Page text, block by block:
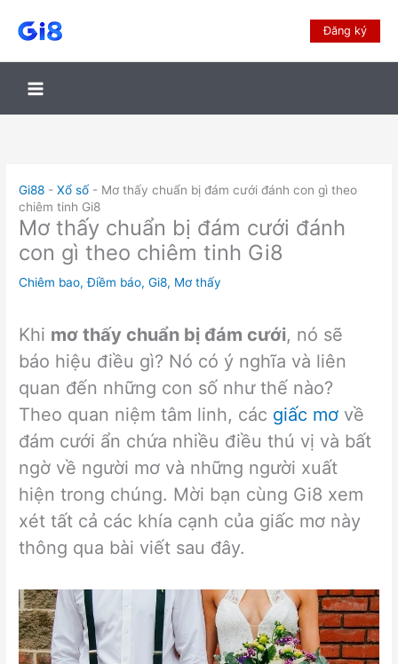
Đăng ký
Gi88 -Xổ số - Mơ thấy chuẩn bị đám cưới đánh con gì theo
chiêm tinh Gi8
Mơ thấy chuẩn bị đám cưới đánh
con gì theo chiêm tinh Gi8
Chiêm bao,Điềm báo,Gi8, Mơ thấy
Khi mơ thấy chuẩn bị đám cưới, nó sẽ
báo hiệu điều gì? Nó có ý nghĩa và liên
quan đến những con số như thế nào?
Theo quan niệm tâm linh, các giấc mơ về
đám cưới ẩn chứa nhiều điều thú vị và bất
ngờ về người mơ và những người xuất
hiện trong chúng. Mời bạn cùng Gi8 xem
xét tất cả các khía cạnh của giấc mơ này
thông qua bài viết sau đây.